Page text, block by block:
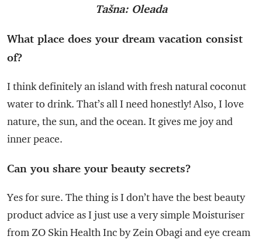
Tašna: Oleada
What place does your dream vacation consist
of?
I think definitely an island with fresh natural coconut
water to drink. That’s all I need honestly! Also, I love
nature, the sun, and the ocean. It gives me joy and
inner peace.
Can you share your beauty secrets?
Yes for sure. The thing is I don’t have the best beauty
product advice as I just use a very simple Moisturiser
from ZO Skin Health Inc by Zein Obagi and eye cream